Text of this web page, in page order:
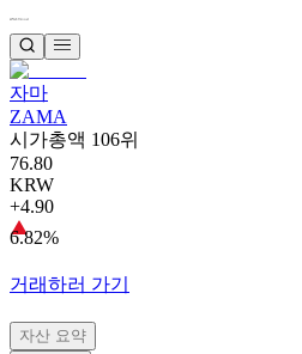
자마
ZAMA
시가총액 106위
76.80
KRW
+4.90
6.82%
거래하러 가기
자산 요약